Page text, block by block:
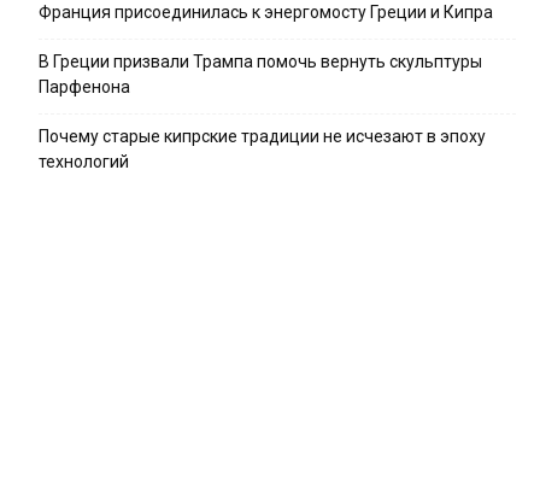
Франция присоединилась к энергомосту Греции и Кипра
В Греции призвали Трампа помочь вернуть скульптуры
Парфенона
Почему старые кипрские традиции не исчезают в эпоху
технологий